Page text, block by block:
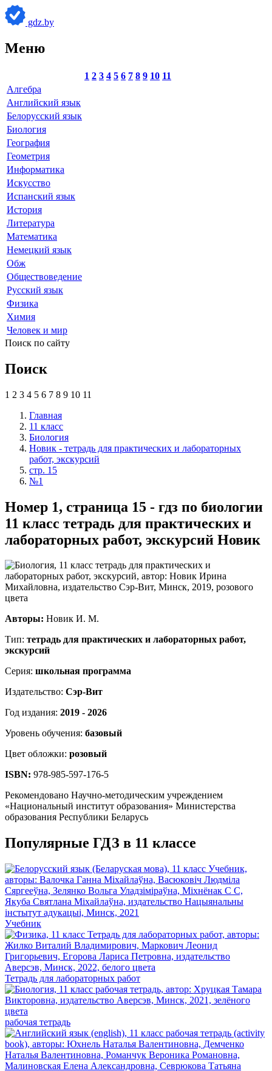
gdz.by
Меню
1 2 3 4 5 6 7 8 9 10 11
Алгебра
Английский язык
Белорусский язык
Биология
География
Геометрия
Информатика
Искусство
Испанский язык
История
Литература
Математика
Немецкий язык
Обж
Обществоведение
Русский язык
Физика
Химия
Человек и мир
Поиск по сайту
Поиск
1 2 3 4 5 6 7 8 9 10 11
Главная
11 класс
Биология
Новик - тетрадь для практических и лабораторных
работ, экскурсий
стр. 15
№1
Номер 1, страница 15 - гдз по биологии
11 класс тетрадь для практических и
лабораторных работ, экскурсий Новик
Авторы: Новик И. М.
Тип: тетрадь для практических и лабораторных работ,
экскурсий
Серия: школьная программа
Издательство: Сэр-Вит
Год издания: 2019 - 2026
Уровень обучения: базовый
Цвет обложки: розовый
ISBN: 978-985-597-176-5
Рекомендовано Научно-методическим учреждением
«Национальный институт образования» Министерства
образования Республики Беларусь
Популярные ГДЗ в 11 классе
Учебник
Тетрадь для лабораторных работ
рабочая тетрадь